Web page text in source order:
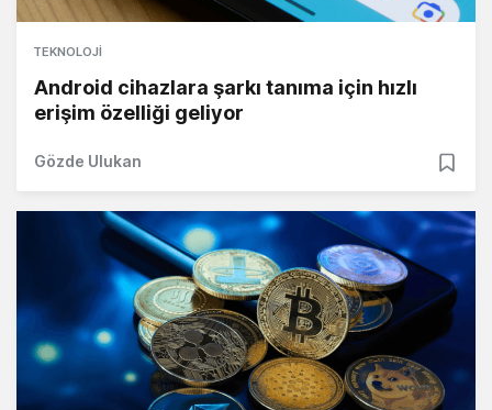
TEKNOLOJI
Android cihazlara şarkı tanıma için hızlı
erişim özelliği geliyor
Gözde Ulukan